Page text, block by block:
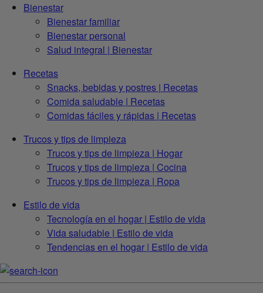
Bienestar
Bienestar familiar
Bienestar personal
Salud integral | Bienestar
Recetas
Snacks, bebidas y postres | Recetas
Comida saludable | Recetas
Comidas fáciles y rápidas | Recetas
Trucos y tips de limpieza
Trucos y tips de limpieza | Hogar
Trucos y tips de limpieza | Cocina
Trucos y tips de limpieza | Ropa
Estilo de vida
Tecnología en el hogar | Estilo de vida
Vida saludable | Estilo de vida
Tendencias en el hogar | Estilo de vida